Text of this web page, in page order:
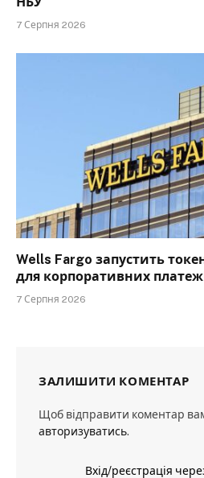
7 Серпня 2026
Wells Fargo запустить
для корпоративних
7 Серпня 2026
ЗАЛИШИТИ КОМЕНТАР
Щоб відправити коментар
авторизуватись.
Вхід/реєстрація